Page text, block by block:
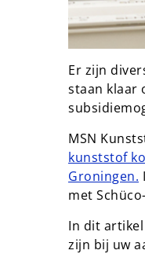
Er zijn
staan klaar
MSN
kunststof
Groningen.
met
In dit
zijn bij uw